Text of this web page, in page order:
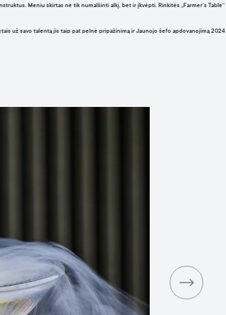
Meniu skirtas ne tik numalšinti alkį, bet ir įkvėpti. Rinkitės „Farmer’s
už savo talentą jis taip pat pelnė pripažinimą ir Jaunojo šefo apdovanojimą 2024